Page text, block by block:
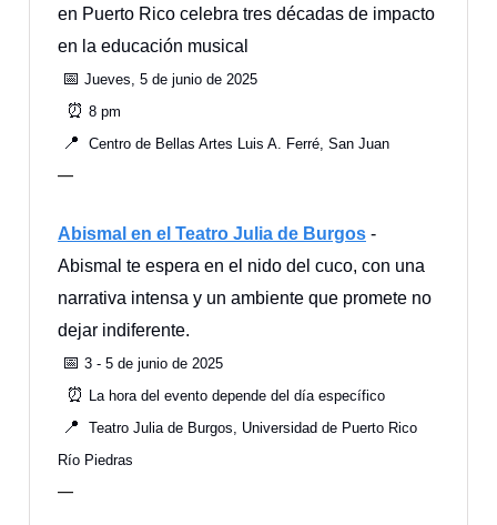
en Puerto Rico celebra tres décadas de impacto
en la educación musical
📅 Jueves, 5 de junio de 2025
⏰ 8 pm
📍 Centro de Bellas Artes Luis A. Ferré, San Juan
—
Abismal en el Teatro Julia de Burgos -
Abismal te espera en el nido del cuco, con una
narrativa intensa y un ambiente que promete no
dejar indiferente.
📅 3 - 5 de junio de 2025
⏰ La hora del evento depende del día específico
📍
Teatro Julia de Burgos, Universidad de Puerto Rico
Río Piedras
—